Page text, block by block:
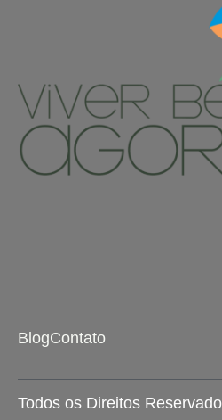
BlogContato
Todos os Direitos